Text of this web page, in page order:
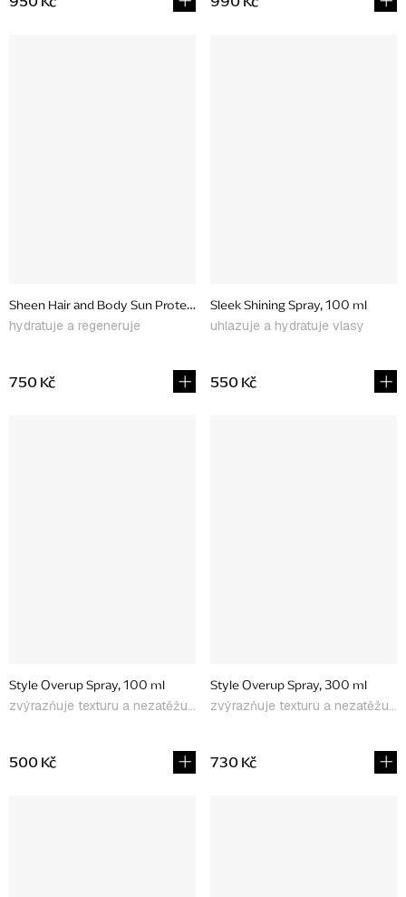
Sheen Hair and Body Sun Protection Spray, 100 ml
hydratuje a regeneruje
750 Kč
Sleek Shining Spray, 100 ml
uhlazuje a hydratuje vlasy
550 Kč
Style Overup Spray, 100 ml
zvýrazňuje texturu a nezatěžuje
500 Kč
Style Overup Spray, 300 ml
zvýrazňuje texturu a nezatěžuje
730 Kč